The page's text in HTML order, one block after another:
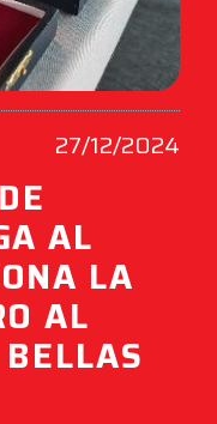
27/12/2024
AL
LA
AL